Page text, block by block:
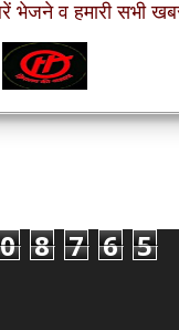
भेजने व हमारी सभी
0 8 7 6 5